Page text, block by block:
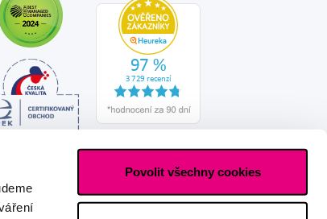
Povolit všechny cookies